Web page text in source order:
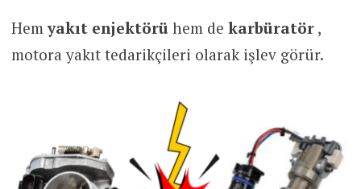
Hemyakıt enjektörü hem de karbüratör,
motora yakıt tedarikçileri olarak işlev görür.